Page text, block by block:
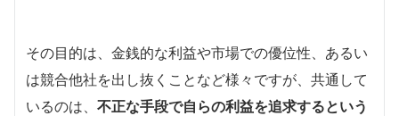
その目的は、金銭的な利益や市場での優位性、あるい
は競合他社を出し抜くことなど様々ですが、共通して
いるのは、 不正な手段で自らの利益を追求するという